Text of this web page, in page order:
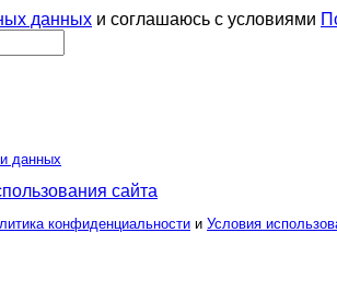
данных и соглашаюсь с условиями
данных
сайта
конфиденциальности и Условия